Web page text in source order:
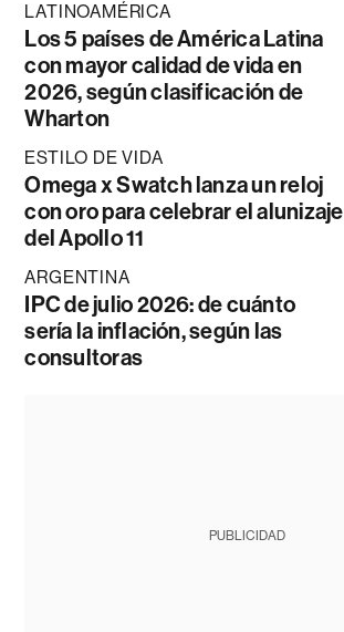
LATINOAMÉRICA
Los 5 países de América Latina
con mayor calidad de vida en
2026, según clasificación de
Wharton
ESTILO DE VIDA
Omega x Swatch lanza un reloj
con oro para celebrar el alunizaje
del Apollo 11
ARGENTINA
IPC de julio 2026: de cuánto
sería la inflación, según las
consultoras
PUBLICIDAD